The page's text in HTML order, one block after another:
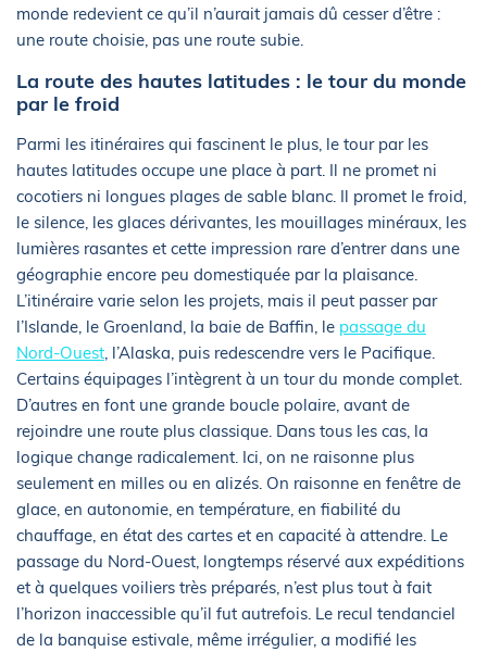
monde redevient ce qu’il n’aurait jamais dû cesser d’être :
une route choisie, pas une route subie.
La route des hautes latitudes : le tour du monde
par le froid
Parmi les itinéraires qui fascinent le plus, le tour par les
hautes latitudes occupe une place à part. Il ne promet ni
cocotiers ni longues plages de sable blanc. Il promet le froid,
le silence, les glaces dérivantes, les mouillages minéraux, les
lumières rasantes et cette impression rare d’entrer dans une
géographie encore peu domestiquée par la plaisance.
L’itinéraire varie selon les projets, mais il peut passer par
l’Islande, le Groenland, la baie de Baffin, le passage du
Nord-Ouest, l’Alaska, puis redescendre vers le Pacifique.
Certains équipages l’intègrent à un tour du monde complet.
D’autres en font une grande boucle polaire, avant de
rejoindre une route plus classique. Dans tous les cas, la
logique change radicalement. Ici, on ne raisonne plus
seulement en milles ou en alizés. On raisonne en fenêtre de
glace, en autonomie, en température, en fiabilité du
chauffage, en état des cartes et en capacité à attendre. Le
passage du Nord-Ouest, longtemps réservé aux expéditions
et à quelques voiliers très préparés, n’est plus tout à fait
l’horizon inaccessible qu’il fut autrefois. Le recul tendanciel
de la banquise estivale, même irrégulier, a modifié les